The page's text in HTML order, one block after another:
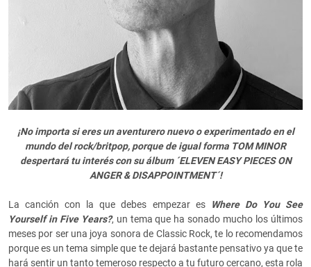
¡No importa si eres un aventurero nuevo o experimentado en el
mundo del rock/britpop, porque de igual forma TOM MINOR
despertará tu interés con su álbum ´ELEVEN EASY PIECES ON
ANGER & DISAPPOINTMENT´!
La canción con la que debes empezar es
Where Do You See
Yourself in Five Years?, un tema que ha sonado mucho los últimos
meses por ser una joya sonora de Classic Rock, te lo recomendamos
porque es un tema simple que te dejará bastante pensativo ya que te
hará sentir un tanto temeroso respecto a tu futuro cercano, esta rola